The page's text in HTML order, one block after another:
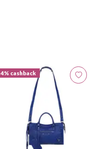
4% cashback